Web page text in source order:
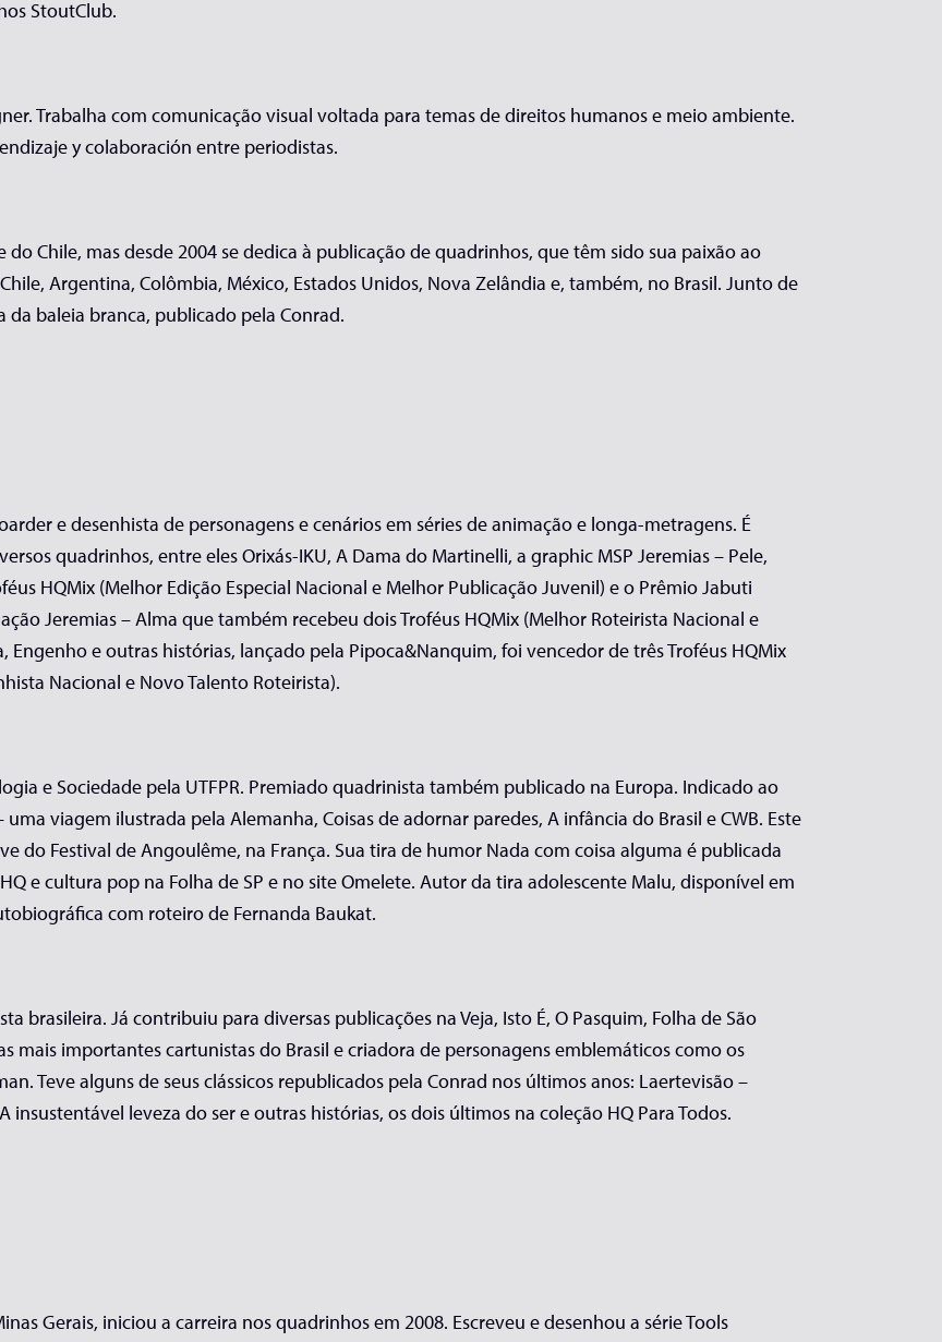
StoutClub.
Trabalha com comunicação visual voltada para temas de direitos humanos e meio ambiente.
y colaboración entre periodistas.
Chile, mas desde 2004 se dedica à publicação de quadrinhos, que têm sido sua paixão ao
Argentina, Colômbia, México, Estados Unidos, Nova Zelândia e, também, no Brasil. Junto de
baleia branca, publicado pela Conrad.
e desenhista de personagens e cenários em séries de animação e longa-metragens. É
quadrinhos, entre eles Orixás-IKU, A Dama do Martinelli, a graphic MSP Jeremias – Pele,
HQMix (Melhor Edição Especial Nacional e Melhor Publicação Juvenil) e o Prêmio Jabuti
Jeremias – Alma que também recebeu dois Troféus HQMix (Melhor Roteirista Nacional e
Engenho e outras histórias, lançado pela Pipoca&Nanquim, foi vencedor de três Troféus HQMix
Nacional e Novo Talento Roteirista).
e Sociedade pela UTFPR. Premiado quadrinista também publicado na Europa. Indicado ao
viagem ilustrada pela Alemanha, Coisas de adornar paredes, A infância do Brasil e CWB. Este
do Festival de Angoulême, na França. Sua tira de humor Nada com coisa alguma é publicada
e cultura pop na Folha de SP e no site Omelete. Autor da tira adolescente Malu, disponível em
com roteiro de Fernanda Baukat.
brasileira. Já contribuiu para diversas publicações na Veja, Isto É, O Pasquim, Folha de São
mais importantes cartunistas do Brasil e criadora de personagens emblemáticos como os
Teve alguns de seus clássicos republicados pela Conrad nos últimos anos: Laertevisão –
insustentável leveza do ser e outras histórias, os dois últimos na coleção HQ Para Todos.
Gerais, iniciou a carreira nos quadrinhos em 2008. Escreveu e desenhou a série Tools